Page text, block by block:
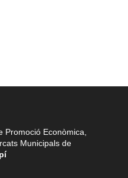
Econòmica,
Municipals de